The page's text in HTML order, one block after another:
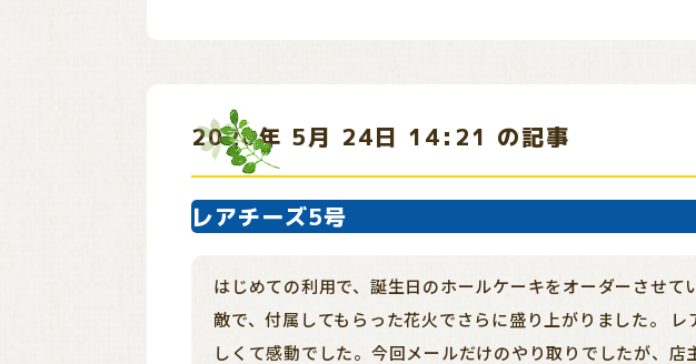
2026年 5月 24日 14:21 の記事
レアチーズ5号
はじめての利用で、誕生日のホールケーキをオーダーさせ
敵で、付属してもらった花火でさらに盛り上がりました。
しくて感動でした。今回メールだけのやり取りでしたが、店